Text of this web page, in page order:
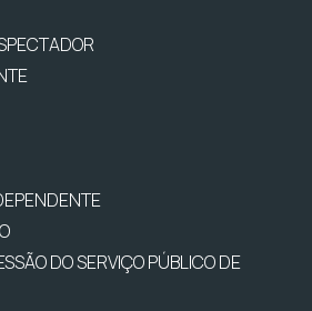
DO SERVIÇO PÚBLICO DE